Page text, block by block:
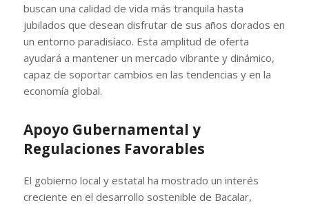
buscan una calidad de vida más tranquila hasta
jubilados que desean disfrutar de sus años dorados en
un entorno paradisíaco. Esta amplitud de oferta
ayudará a mantener un mercado vibrante y dinámico,
capaz de soportar cambios en las tendencias y en la
economía global.
Apoyo Gubernamental y
Regulaciones Favorables
El gobierno local y estatal ha mostrado un interés
creciente en el desarrollo sostenible de Bacalar,